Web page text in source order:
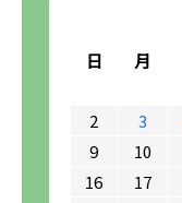
日 月
2
3
9
10
16
17